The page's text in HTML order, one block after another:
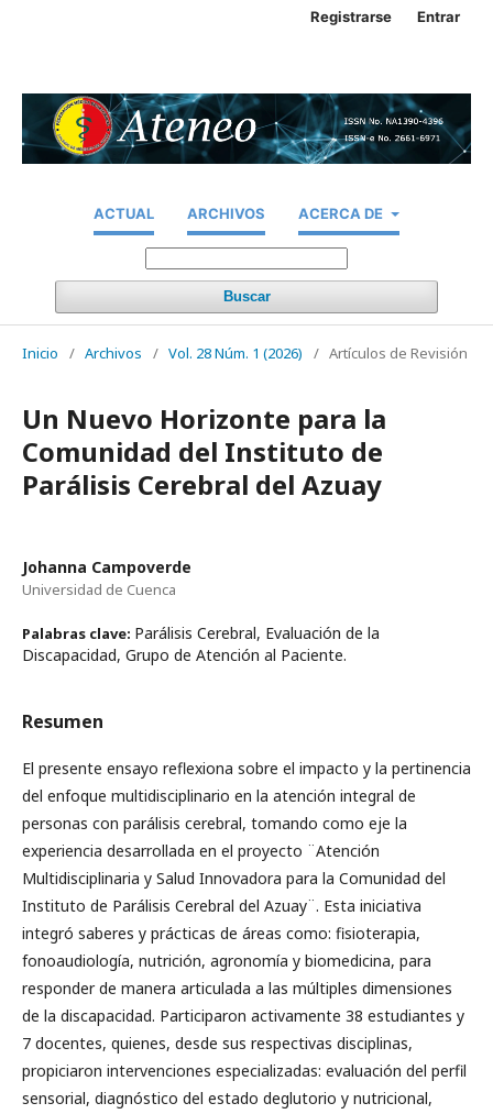
ACTUAL ARCHIVOS ACERCA DE
Buscar
Registrarse Entrar
Inicio / Archivos / Vol. 28 Núm. 1 (2026) / Artículos de Revisión
Un Nuevo Horizonte para la
Comunidad del Instituto de
Parálisis Cerebral del Azuay
Johanna Campoverde
Universidad de Cuenca
Palabras clave: Parálisis Cerebral, Evaluación de la
Discapacidad, Grupo de Atención al Paciente.
Resumen
El presente ensayo reflexiona sobre el impacto y la pertinencia
del enfoque multidisciplinario en la atención integral de
personas con parálisis cerebral, tomando como eje la
experiencia desarrollada en el proyecto ¨Atención
Multidisciplinaria y Salud Innovadora para la Comunidad del
Instituto de Parálisis Cerebral del Azuay¨. Esta iniciativa
integró saberes y prácticas de áreas como: fisioterapia,
fonoaudiología, nutrición, agronomía y biomedicina, para
responder de manera articulada a las múltiples dimensiones
de la discapacidad. Participaron activamente 38 estudiantes y
7 docentes, quienes, desde sus respectivas disciplinas,
propiciaron intervenciones especializadas: evaluación del perfil
sensorial, diagnóstico del estado deglutorio y nutricional,